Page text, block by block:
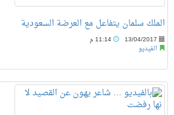
الملك سلمان يتفاعل مع العرضة السعودية
13/04/2017
الفيديو